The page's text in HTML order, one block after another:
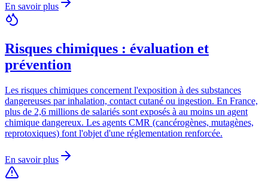
En savoir plus
Risques chimiques : évaluation et
prévention
Les risques chimiques concernent l'exposition à des substances
dangereuses par inhalation, contact cutané ou ingestion. En France,
plus de 2,6 millions de salariés sont exposés à au moins un agent
chimique dangereux. Les agents CMR (cancérogènes, mutagènes,
reprotoxiques) font l'objet d'une réglementation renforcée.
En savoir plus